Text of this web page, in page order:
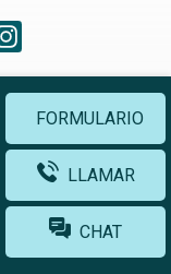
FORMULARIO
LLAMAR
CHAT